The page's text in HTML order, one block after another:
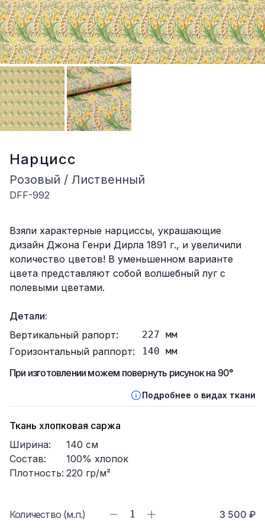
Нарцисс
Розовый / Лиственный
DFF-992
Описание
Взяли характерные нарциссы, украшающие
дизайн Джона Генри Дирла 1891 г., и увеличили
количество цветов! В уменьшенном варианте
цвета представляют собой волшебный луг с
полевыми цветами.
Детали:
Вертикальный рапорт:
227 мм
Горизонтальный раппорт: 140 мм
При изготовлении можем повернуть рисунок на 90°
Подробнее о видах ткани
Ткань хлопковая саржа
Ширина:
140 см
Состав:
100% хлопок
Плотность: 220 гр/м²
Количество (м.п.) 1 3 500 ₽